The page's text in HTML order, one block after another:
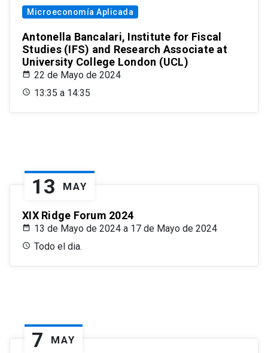
Microeconomía Aplicada
Antonella Bancalari, Institute for Fiscal
Studies (IFS) and Research Associate at
University College London (UCL)
22 de Mayo de 2024
13:35 a 14:35
13 MAY
XIX Ridge Forum 2024
13 de Mayo de 2024 a 17 de Mayo de 2024
Todo el dia.
7 MAY